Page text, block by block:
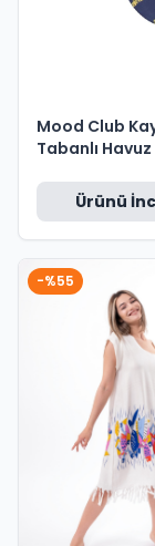
Mood Club
Tabanlı
Ürünü
-%55